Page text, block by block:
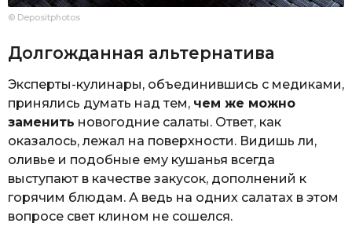
© Depositphotos
Долгожданная альтернатива
Эксперты-кулинары, объединившись с медиками,
принялись думать над тем, чем же можно
заменить новогодние салаты. Ответ, как
оказалось, лежал на поверхности. Видишь ли,
оливье и подобные ему кушанья всегда
выступают в качестве закусок, дополнений к
горячим блюдам. А ведь на одних салатах в этом
вопросе свет клином не сошелся.